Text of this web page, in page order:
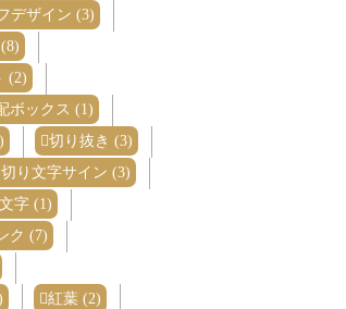
デザイン (3)
(2)
ボックス (1)
切り抜き (3)
り文字サイン (3)
字 (1)
ク (7)
紅葉 (2)